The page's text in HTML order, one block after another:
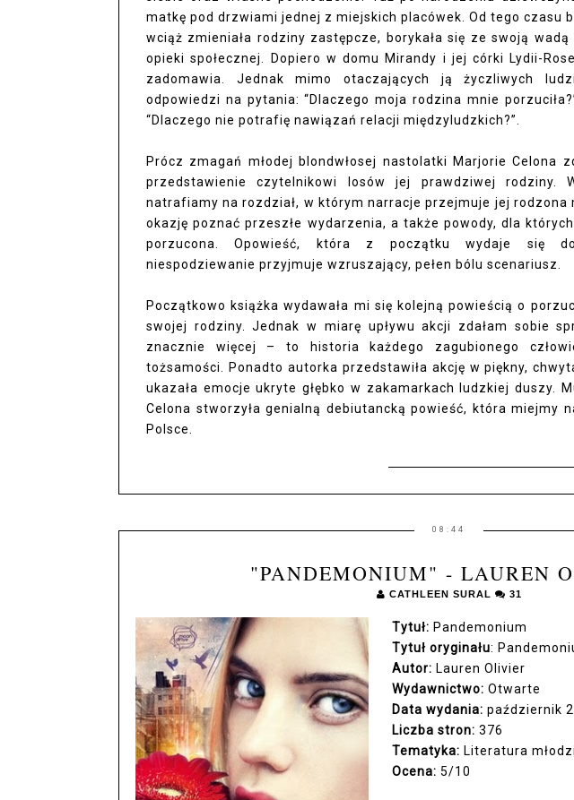
matkę pod drzwiami jednej z miejskich placówek. Od tego czasu
wciąż zmieniała rodziny zastępcze, borykała się ze swoją
opieki społecznej. Dopiero w domu Mirandy i jej córki Lydii-
zadomawia. Jednak mimo otaczających ją życzliwych
odpowiedzi na pytania: “Dlaczego moja rodzina mnie
“Dlaczego nie potrafię nawiązań relacji międzyludzkich?”.
Prócz zmagań młodej blondwłosej nastolatki Marjorie Celona
przedstawienie czytelnikowi losów jej prawdziwej rodziny.
natrafiamy na rozdział, w którym narracje przejmuje jej rodzona
okazję poznać przeszłe wydarzenia, a także powody, dla
porzucona. Opowieść, która z początku wydaje się
niespodziewanie przyjmuje wzruszający, pełen bólu scenariusz.
Początkowo książka wydawała mi się kolejną powieścią o
swojej rodziny. Jednak w miarę upływu akcji zdałam sobie
znacznie więcej – to historia każdego zagubionego
tożsamości. Ponadto autorka przedstawiła akcję w piękny,
ukazała emocje ukryte głębko w zakamarkach ludzkiej duszy.
Celona stworzyła genialną debiutancką powieść, która miejmy
Polsce.
08:44
"PANDEMONIUM" - LAUREN
CATHLEEN SURAL 31
Tytuł: Pandemonium
Tytuł oryginału:
Autor: Lauren Olivier
Wydawnictwo: Otwarte
Data wydania: październik
Liczba stron: 376
Tematyka: Literatura
Ocena: 5/10